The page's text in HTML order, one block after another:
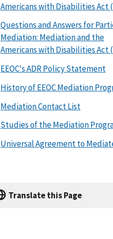
Americans with Disabilities Act
Questions and Answers for
Mediation: Mediation and the
Americans with Disabilities Act
EEOC's ADR Policy Statement
History of EEOC Mediation
Mediation Contact List
Studies of the Mediation
Universal Agreement to
Translate this Page